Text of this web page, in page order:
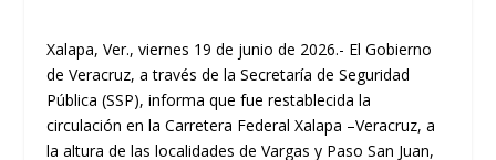
Xalapa, Ver., viernes 19 de junio de 2026.- El Gobierno
de Veracruz, a través de la Secretaría de Seguridad
Pública (SSP), informa que fue restablecida la
circulación en la Carretera Federal Xalapa –Veracruz, a
la altura de las localidades de Vargas y Paso San Juan,